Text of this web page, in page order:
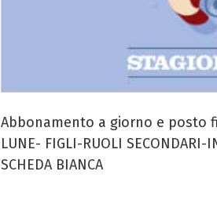
Abbonamento a giorno e posto
LUNE- FIGLI-RUOLI SECONDARI-
SCHEDA BIANCA